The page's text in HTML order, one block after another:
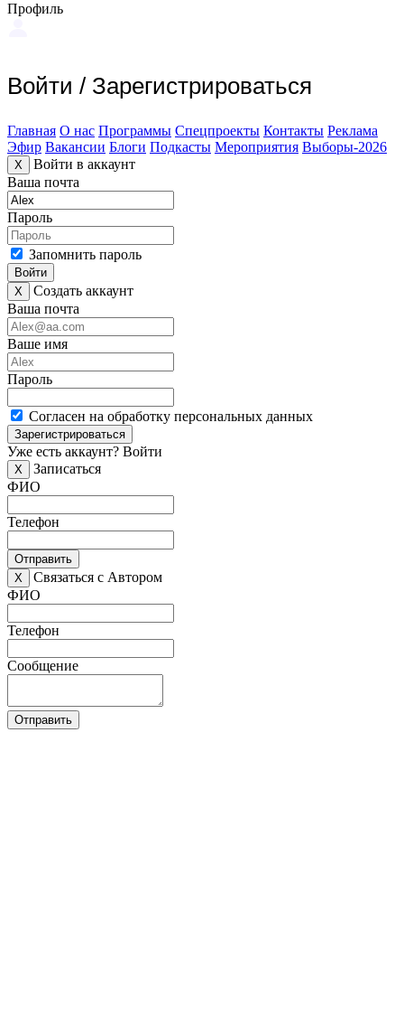
Профиль
Войти / Зарегистрироваться
Главная О нас Программы Спецпроекты Контакты Реклама
Эфир Вакансии Блоги Подкасты Мероприятия Выборы-2026
X
Войти в аккаунт
Ваша почта
Пароль
Запомнить пароль
Войти
X
Создать аккаунт
Ваша почта
Ваше имя
Пароль
Согласен на обработку персональных данных
Зарегистрироваться
Уже есть аккаунт? Войти
X
Записаться
ФИО
Телефон
Отправить
X
Связаться с Автором
ФИО
Телефон
Сообщение
Отправить